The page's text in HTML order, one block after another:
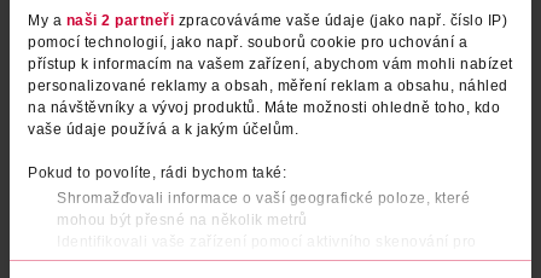
My a naši 2 partneři zpracováváme vaše údaje (jako např. číslo IP)
pomocí technologií, jako např. souborů cookie pro uchování a
přístup k informacím na vašem zařízení, abychom vám mohli nabízet
personalizované reklamy a obsah, měření reklam a obsahu, náhled
na návštěvníky a vývoj produktů. Máte možnosti ohledně toho, kdo
vaše údaje používá a k jakým účelům.
Pokud to povolíte, rádi bychom také:
Shromažďovali informace o vaší geografické poloze, které
mohou být přesné na několik metrů
Identifikovali vaše zařízení pomocí aktivního skenování pro
konkrétní charakteristiky (otisk prstu)
Punčochové kalhoty formovací
under2wear
89.90 Kč
Punčochové kalhoty 2pack